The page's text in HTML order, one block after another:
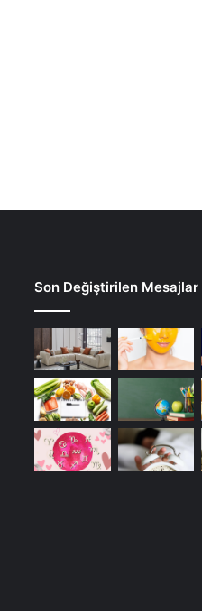
Son Değiştirilen Mesajlar